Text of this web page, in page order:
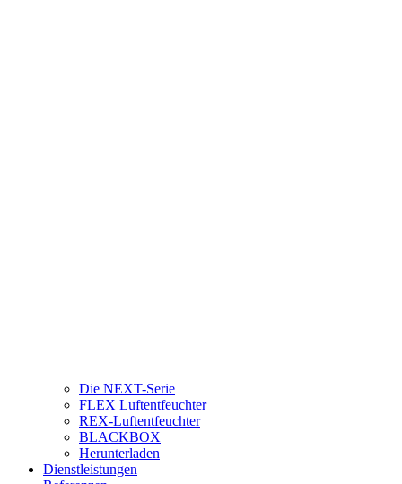
Die NEXT-Serie
FLEX Luftentfeuchter
REX-Luftentfeuchter
BLACKBOX
Herunterladen
Dienstleistungen